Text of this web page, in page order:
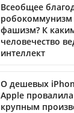
Всеобщее
фашизм? К
человечество
интеллект
О дешевых
Apple
крупным